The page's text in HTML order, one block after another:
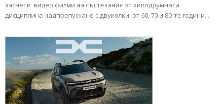
заснети видео филми на състезания от хиподрумната
дисциплина надпрепускане с двуколки от 60, 70 и 80-те години...